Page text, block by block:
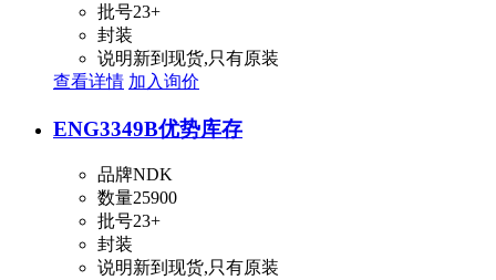
批号23+
封装
说明新到现货,只有原装
查看详情 加入询价
ENG3349B优势库存
品牌NDK
数量25900
批号23+
封装
说明新到现货,只有原装